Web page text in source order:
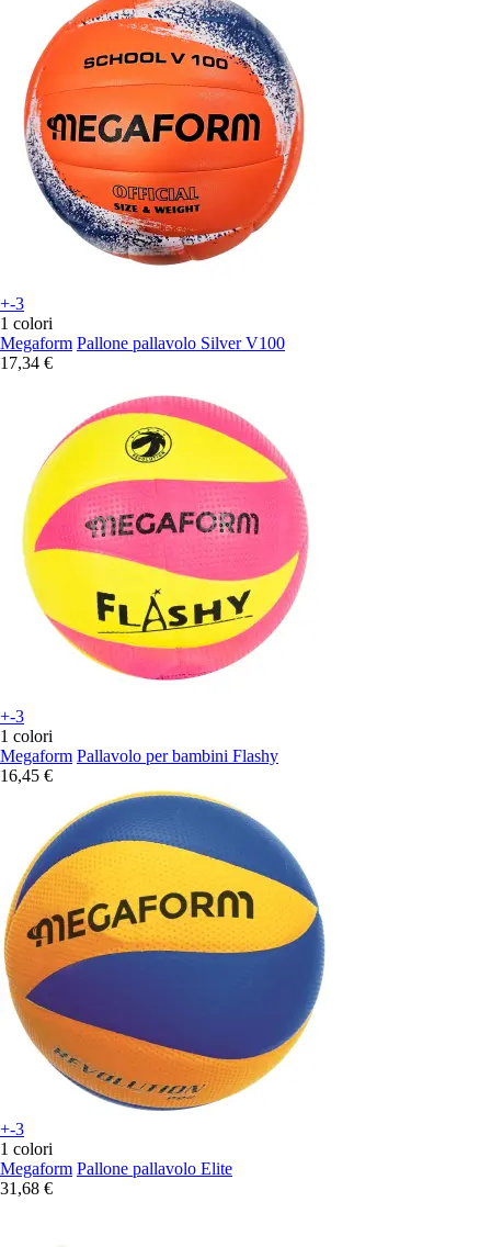
+-3
1 colori
Megaform Pallone pallavolo Silver V100
17,34 €
+-3
1 colori
Megaform Pallavolo per bambini Flashy
16,45 €
+-3
1 colori
Megaform Pallone pallavolo Elite
31,68 €